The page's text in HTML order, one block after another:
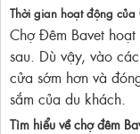
Thời gian hoạt động của
Chợ Đêm Bavet
sau. Dù vậy, vào
cửa sớm hơn và
sắm của du khách.
Tìm hiểu về chợ đêm